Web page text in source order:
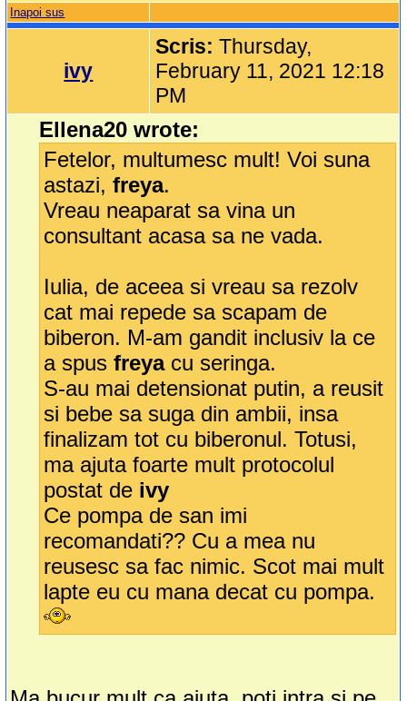
Inapoi sus
ivy
Scris:Thursday,
February 11, 2021 12:18
PM
Ellena20 wrote:
Fetelor, multumesc mult! Voi suna
astazi,freya.
Vreau neaparat sa vina un
consultant acasa sa ne vada.
Iulia, de aceea si vreau sa rezolv
cat mai repede sa scapam de
biberon. M-am gandit inclusiv la ce
a spusfreyacu seringa.
S-au mai detensionat putin, a reusit
si bebe sa suga din ambii, insa
finalizam tot cu biberonul. Totusi,
ma ajuta foarte mult protocolul
postat de ivy
Ce pompa de san imi
recomandati?? Cu a mea nu
reusesc sa fac nimic. Scot mai mult
lapte eu cu mana decat cu pompa.